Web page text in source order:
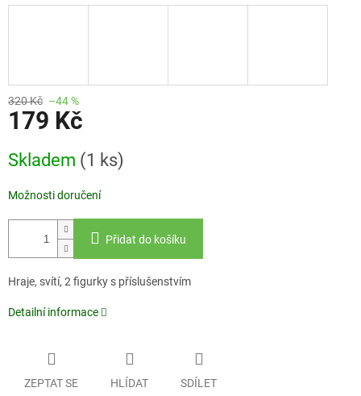
320 Kč –44 %
179 Kč
cena:
Skladem (1 ks)
Možnosti doručení
Přidat do košíku
Hraje, svítí, 2 figurky s příslušenstvím
Detailní informace
ZEPTAT SE HLÍDAT SDÍLET